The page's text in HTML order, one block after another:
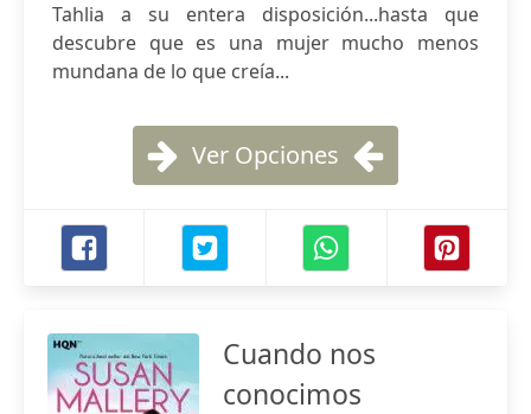
Tahlia a su entera disposición...hasta que
descubre que es una mujer mucho menos
mundana de lo que creía...
Ver Opciones
Cuando nos
conocimos